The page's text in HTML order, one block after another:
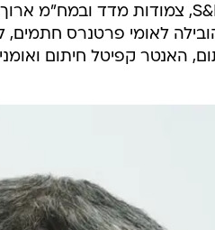
לאומי פרטנרס חתמים,
האנטר קפיטל חיתום